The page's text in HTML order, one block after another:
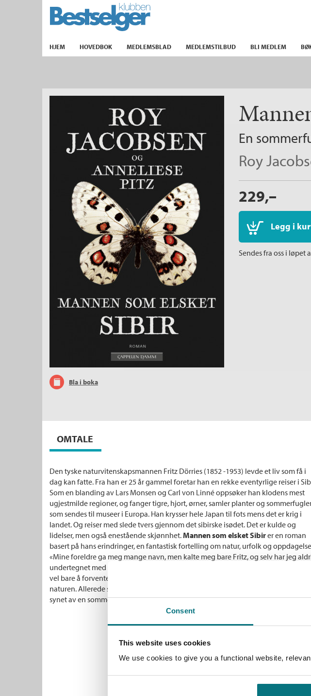
Consent
This website uses cookies
We use cookies to give you a functional website,
TIL FORSIDEN
HJEM HOVEDBOK MEDLEMSBLAD MEDLEMSTILBUD BLI MEDLEM
Bla i boka
En
Roy
229,–
Legg i
Sendes fra oss i løpet
OMTALE
Den tyske naturvitenskapsmannen Fritz Dörries (1852 -1953) levde et liv som få i
dag kan fatte. Fra han er 25 år gammel foretar han en rekke eventyrlige reiser i
Som en blanding av Lars Monsen og Carl von Linné oppsøker han klodens mest
ugjestmilde regioner, og fanger tigre, hjort, ørner, samler planter og
som sendes til museer i Europa. Han krysser hele Japan til fots mens det er krig i
landet. Og reiser med slede tvers gjennom det sibirske isødet. Det er kulde og
lidelser, men også enestående skjønnhet. Mannen som elsket Sibirer en roman
basert på hans erindringer, en fantastisk fortelling om natur, urfolk og
«Mine foreldre ga meg mange navn, men kalte meg bare Fritz, og selv har jeg
undertegnet med annet, Fritz Dörries. Født inn i en kjent entomologfamilie var det
vel bare å forvente at det også i meg skulle bo en overveldende kjærlighet til
naturen. Allerede som fireåring ble jeg forhekset inn i de øst-sibirske ødemarker,
synet av en sommerfugl med det magiske navnet Parnassius nomion …»